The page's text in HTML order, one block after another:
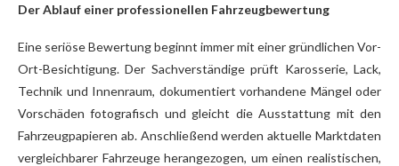
Der Ablauf einer professionellen Fahrzeugbewertung
Eine seriöse Bewertung beginnt immer mit einer gründlichen Vor-
Ort-Besichtigung. Der Sachverständige prüft Karosserie, Lack,
Technik und Innenraum, dokumentiert vorhandene Mängel oder
Vorschäden fotografisch und gleicht die Ausstattung mit den
Fahrzeugpapieren ab. Anschließend werden aktuelle Marktdaten
vergleichbarer Fahrzeuge herangezogen, um einen realistischen,